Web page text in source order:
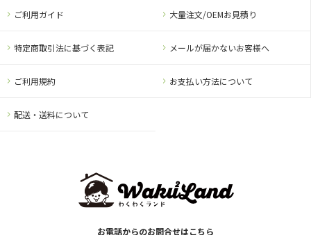
お電話からのお問合せはこちら
ご利用ガイド
ご利用規約
大量注文/OEMお見積り
お支払い方法について
特定商取引法に基づく表記
配送・送料について
メールが届かないお客様へ